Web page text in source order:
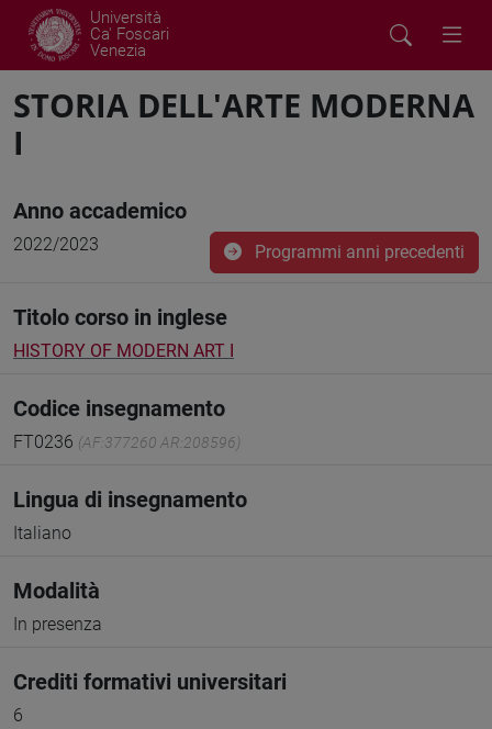
Università
Ca' Foscari
Venezia
STORIA DELL'ARTE MODERNA
I
Anno accademico
2022/2023 Programmi anni precedenti
Titolo corso in inglese
HISTORY OF MODERN ART I
Codice insegnamento
FT0236 (AF:377260 AR:208596)
Lingua di insegnamento
Italiano
Modalità
In presenza
Crediti formativi universitari
6